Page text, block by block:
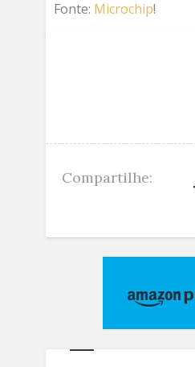
Fonte: Microchip!
Compartilhe: